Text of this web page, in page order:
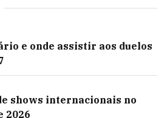
e onde assistir aos duelos
shows internacionais no
2026